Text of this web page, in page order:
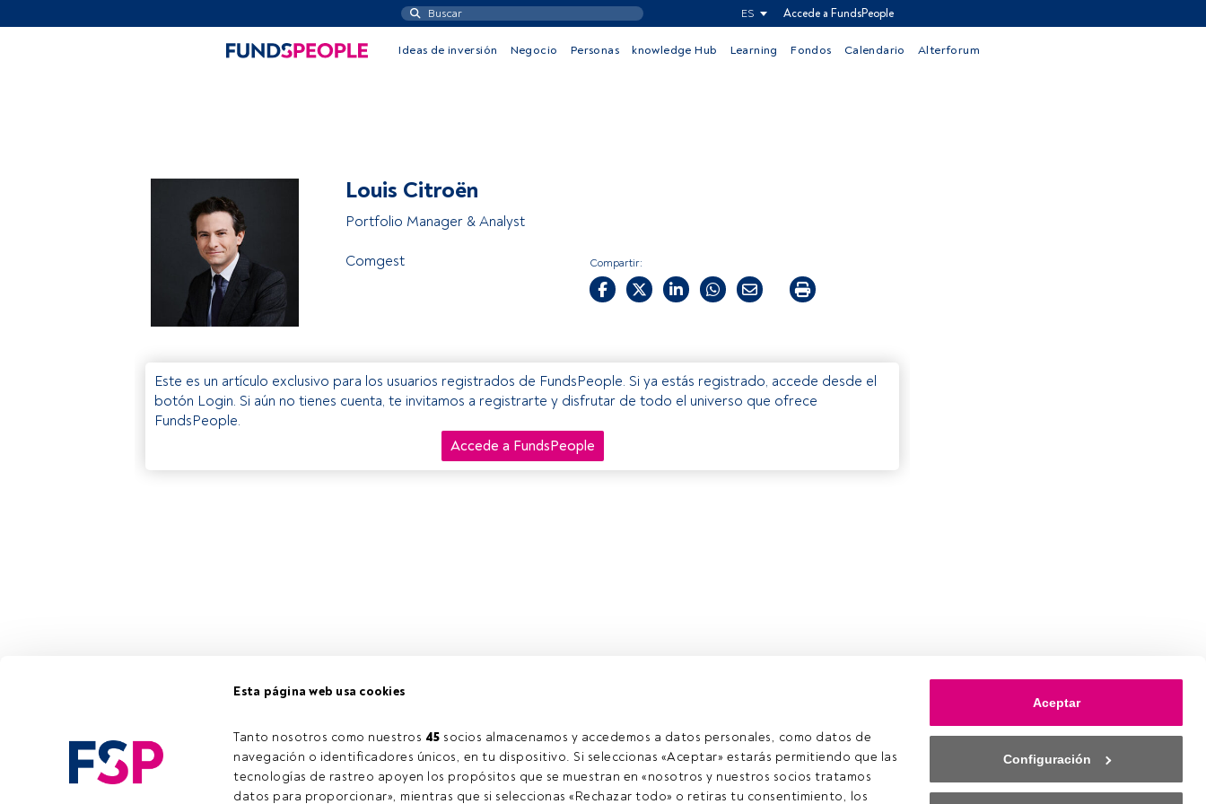
Esta página web usa cookies
Tanto nosotros como nuestros 45 socios almacenamos y accedemos a datos personales, como datos de
navegación o identificadores únicos, en tu dispositivo. Si seleccionas «Aceptar» estarás permitiendo que las
tecnologías de rastreo apoyen los propósitos que se muestran en «nosotros y nuestros socios tratamos
datos para proporcionar», mientras que si seleccionas «Rechazar todo» o retiras tu consentimiento, los
Aceptar
Configuración
ES Accede a FundsPeople
Ideas de inversión Negocio Personas knowledge Hub Learning Fondos Calendario Alterforum
Louis Citroën
Portfolio Manager & Analyst
Comgest Compartir:
Este es un artículo exclusivo para los usuarios registrados de FundsPeople. Si ya estás registrado, accede desde el
botón Login. Si aún no tienes cuenta, te invitamos a registrarte y disfrutar de todo el universo que ofrece
FundsPeople.
Accede a FundsPeople